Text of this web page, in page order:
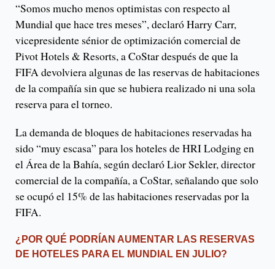
“Somos mucho menos optimistas con respecto al
Mundial que hace tres meses”, declaró Harry Carr,
vicepresidente sénior de optimización comercial de
Pivot Hotels & Resorts, a CoStar después de que la
FIFA devolviera algunas de las reservas de habitaciones
de la compañía sin que se hubiera realizado ni una sola
reserva para el torneo.
La demanda de bloques de habitaciones reservadas ha
sido “muy escasa” para los hoteles de HRI Lodging en
el Área de la Bahía, según declaró Lior Sekler, director
comercial de la compañía, a CoStar, señalando que solo
se ocupó el 15% de las habitaciones reservadas por la
FIFA.
¿POR QUÉ PODRÍAN AUMENTAR LAS RESERVAS
DE HOTELES PARA EL MUNDIAL EN JULIO?